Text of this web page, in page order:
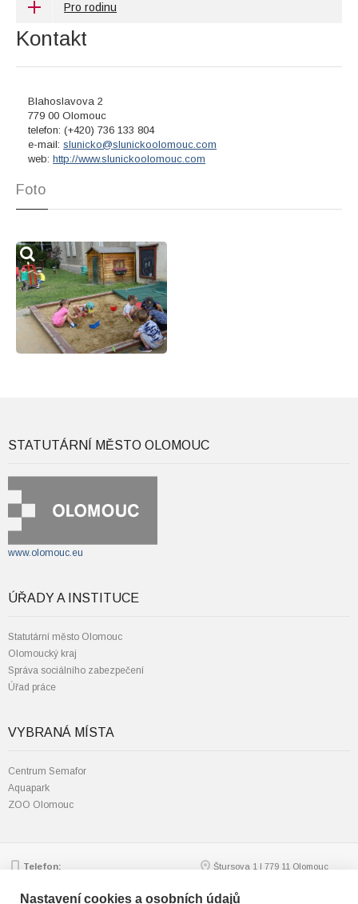
Pro rodinu
Kontakt
Blahoslavova 2
779 00 Olomouc
telefon: (+420) 736 133 804
e-mail: slunicko@slunickoolomouc.com
web: http://www.slunickoolomouc.com
Foto
STATUTÁRNÍ MĚSTO OLOMOUC
www.olomouc.eu
ÚŘADY A INSTITUCE
Statutární město Olomouc
Olomoucký kraj
Správa sociálního zabezpečení
Úřad práce
VYBRANÁ MÍSTA
Centrum Semafor
Aquapark
ZOO Olomouc
Telefon:
Email:
mmol.osv@olomouc.eu
Štursova 1 | 779 11 Olomouc
Nastavení cookies a osobních údajů